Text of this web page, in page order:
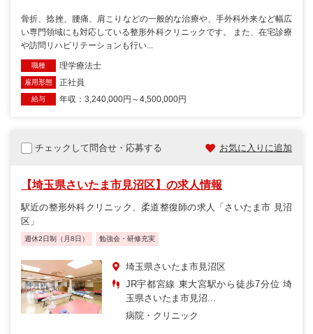
骨折、捻挫、腰痛、肩こりなどの一般的な治療や、手外科外来など幅広
い専門領域にも対応している整形外科クリニックです。 また、在宅診療
や訪問リハビリテーションも行い...
職種 理学療法士
雇用形態 正社員
給与 年収：3,240,000円～4,500,000円
チェックして問合せ・応募する お気に入りに追加
【埼玉県さいたま市見沼区】の求人情報
駅近の整形外科クリニック、柔道整復師の求人「さいたま市 見沼
区」
週休2日制（月8日） 勉強会・研修充実
埼玉県さいたま市見沼区
JR宇都宮線 東大宮駅から徒歩7分位 埼
玉県さいたま市見沼...
病院・クリニック